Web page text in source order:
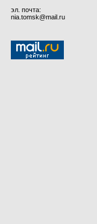
эл. почта:
nia.tomsk@mail.ru